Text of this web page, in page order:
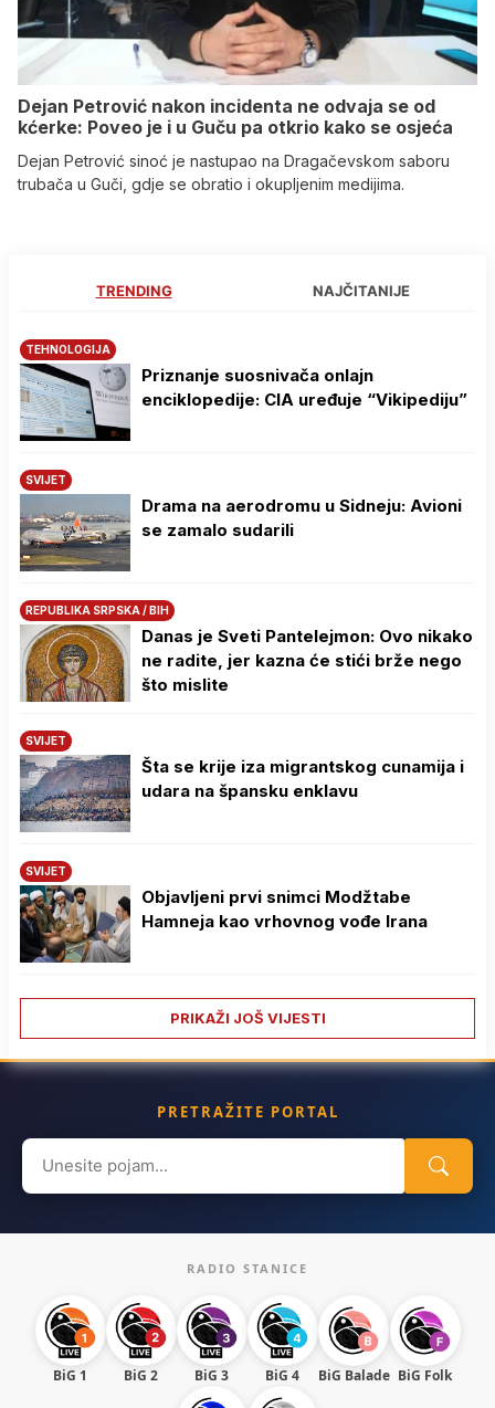
Dejan Petrović nakon incidenta ne odvaja se od
kćerke: Poveo je i u Guču pa otkrio kako se osjeća
Dejan Petrović sinoć je nastupao na Dragačevskom saboru
trubača u Guči, gdje se obratio i okupljenim medijima.
TRENDING NAJČITANIJE
TEHNOLOGIJA
Priznanje suosnivača onlajn
enciklopedije: CIA uređuje “Vikipediju”
SVIJET
Drama na aerodromu u Sidneju: Avioni
se zamalo sudarili
REPUBLIKA SRPSKA / BIH
Danas je Sveti Pantelejmon: Ovo nikako
ne radite, jer kazna će stići brže nego
što mislite
SVIJET
Šta se krije iza migrantskog cunamija i
udara na špansku enklavu
SVIJET
Objavljeni prvi snimci Modžtabe
Hamneja kao vrhovnog vođe Irana
PRIKAŽI JOŠ VIJESTI
PRETRAŽITE PORTAL
Search
for:
RADIO STANICE
BiG 1 BiG 2 BiG 3 BiG 4 BiG Balade BiG Folk